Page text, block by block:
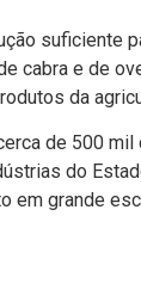
suficiente
cabra e de
da
de 500
do
grande